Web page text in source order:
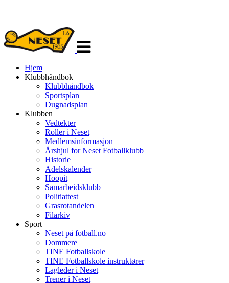
navigasjon
Hjem
Klubbhåndbok
Klubbhåndbok
Sportsplan
Dugnadsplan
Klubben
Vedtekter
Roller i Neset
Medlemsinformasjon
Årshjul for Neset Fotballklubb
Historie
Adelskalender
Hoopit
Samarbeidsklubb
Politiattest
Grasrotandelen
Filarkiv
Sport
Neset på fotball.no
Dommere
TINE Fotballskole
TINE Fotballskole instruktører
Lagleder i Neset
Trener i Neset